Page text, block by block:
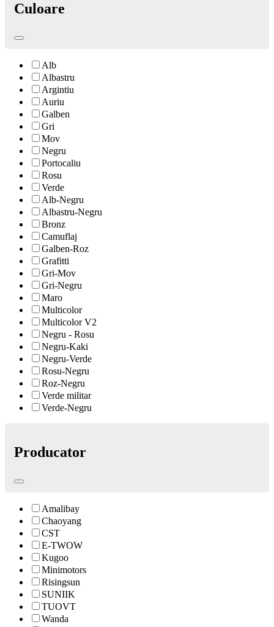
Culoare
Alb
Albastru
Argintiu
Auriu
Galben
Gri
Mov
Negru
Portocaliu
Rosu
Verde
Alb-Negru
Albastru-Negru
Bronz
Camuflaj
Galben-Roz
Grafitti
Gri-Mov
Gri-Negru
Maro
Multicolor
Multicolor V2
Negru - Rosu
Negru-Kaki
Negru-Verde
Rosu-Negru
Roz-Negru
Verde militar
Verde-Negru
Producator
Amalibay
Chaoyang
CST
E-TWOW
Kugoo
Minimotors
Risingsun
SUNIIK
TUOVT
Wanda